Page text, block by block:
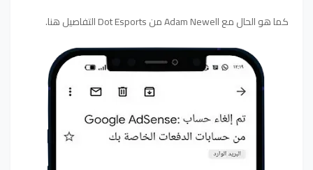
كما هو الحال مع Adam Newell من Dot Esports التفاصيل هنا.